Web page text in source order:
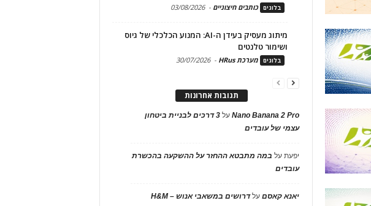
בלוגים כותבים חיצוניים -
03/08/2026
מיתוג מעסיק בעידן ה-AI: המנוע הכלכלי של גיוס
ושימור טלנטים
בלוגים מערכת HRus -
30/07/2026
תגובות אחרונות
Nano Banana 2 Proעל
3 דרכים לבניית ביטחון
עצמי של עובדים
יפעתעל במה מתבטא ההחזר על ההשקעה בהכשרת
עובדים
יאנא קאסםעלדרושים במשאבי אנוש – H&M